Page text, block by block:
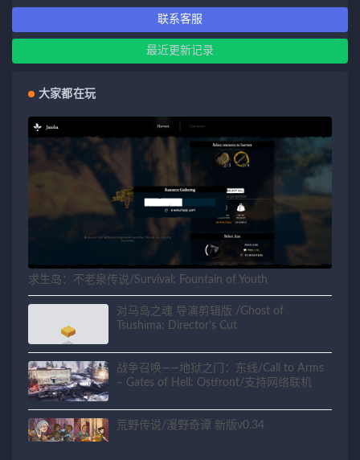
联系客服
最近更新记录
大家都在玩
求生岛：不老泉传说/Survival: Fountain of Youth
对马岛之魂 导演剪辑版 /Ghost of
Tsushima: Director’s Cut
战争召唤——地狱之门：东线/Call to Arms
– Gates of Hell: Ostfront/支持网络联机
荒野传说/漫野奇谭 新版v0.34